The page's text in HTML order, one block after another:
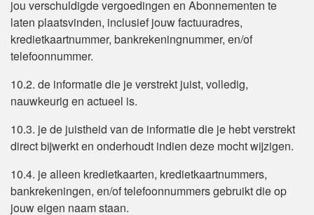
jou verschuldigde vergoedingen en Abonnementen te
laten plaatsvinden, inclusief jouw factuuradres,
kredietkaartnummer, bankrekeningnummer, en/of
telefoonnummer.
10.2. de informatie die je verstrekt juist, volledig,
nauwkeurig en actueel is.
10.3. je de juistheid van de informatie die je hebt verstrekt
direct bijwerkt en onderhoudt indien deze mocht wijzigen.
10.4. je alleen kredietkaarten, kredietkaartnummers,
bankrekeningen, en/of telefoonnummers gebruikt die op
jouw eigen naam staan.